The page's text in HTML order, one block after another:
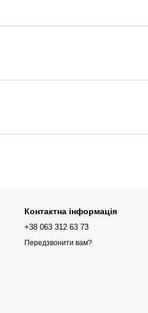
Контактна інформація
+38 063 312 63 73
Передзвонити вам?